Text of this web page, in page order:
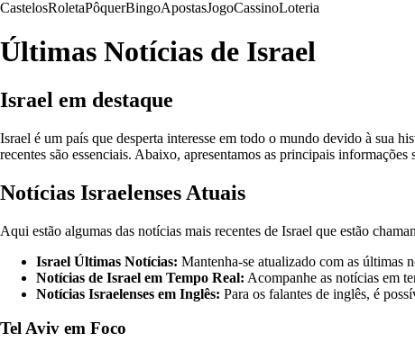
CastelosRoletaPôquerBingoApostasJogoCassinoLoteria
Últimas Notícias de Israel
Israel em destaque
Israel é um país que desperta interesse em todo o mundo devido à sua
recentes são essenciais. Abaixo, apresentamos as principais informações
Notícias Israelenses Atuais
Aqui estão algumas das notícias mais recentes de Israel que estão
Israel Últimas Notícias: Mantenha-se atualizado com as últimas
Notícias de Israel em Tempo Real: Acompanhe as notícias em
Notícias Israelenses em Inglês: Para os falantes de inglês, é
Tel Aviv em Foco